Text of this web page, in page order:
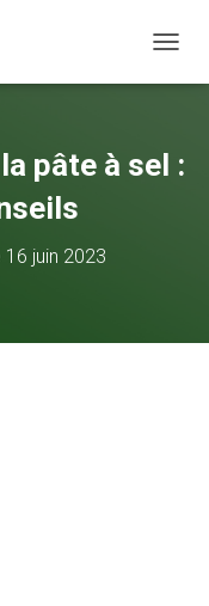
pâte à sel :
16 juin 2023